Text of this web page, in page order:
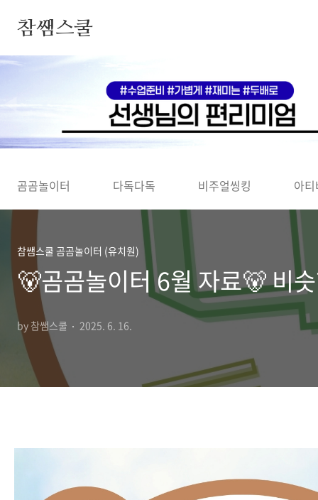
참쌤스쿨
◀
곰곰놀이터 다독다독 비주얼씽킹 아
참쌤스쿨 곰곰놀이터 (유치원)
🐻곰곰놀이터 6월 자료🐻 비
by 참쌤스쿨 2025. 6. 16.